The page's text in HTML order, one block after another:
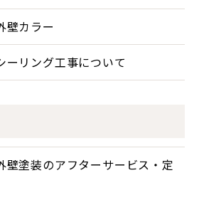
壁カラー
ーリング工事について
壁塗装のアフターサービス・定